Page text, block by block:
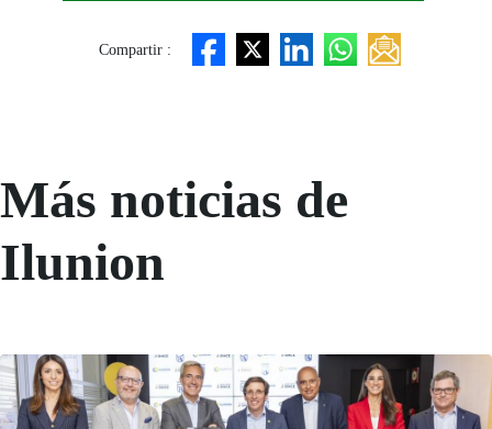
Compartir :
Más noticias de
Ilunion